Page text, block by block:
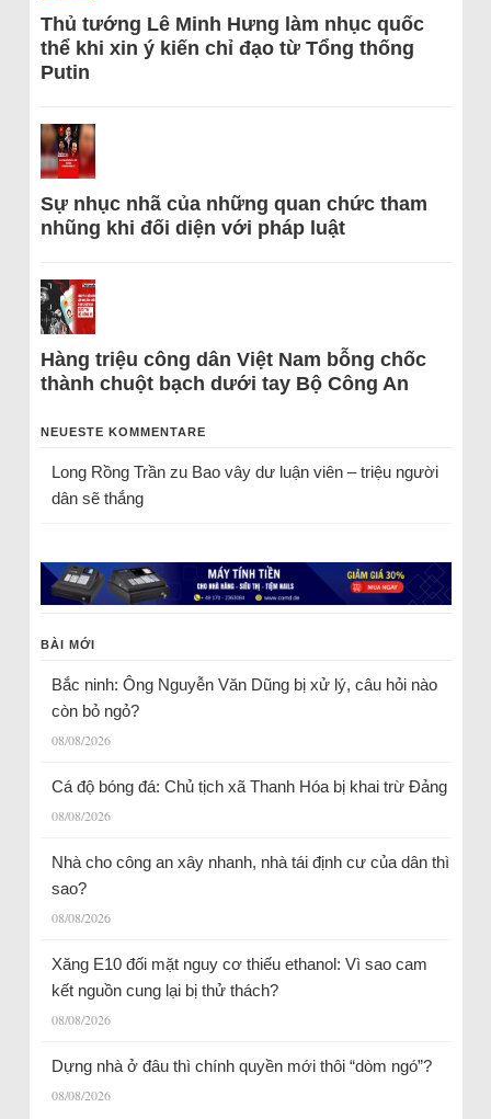
Thủ tướng Lê Minh Hưng làm nhục quốc
thể khi xin ý kiến chỉ đạo từ Tổng thống
Putin
Sự nhục nhã của những quan chức tham
nhũng khi đối diện với pháp luật
Hàng triệu công dân Việt Nam bỗng chốc
thành chuột bạch dưới tay Bộ Công An
NEUESTE KOMMENTARE
Long Rồng Trầnzu Bao vây dư luận viên – triệu người
dân sẽ thắng
BÀI MỚI
Bắc ninh: Ông Nguyễn Văn Dũng bị xử lý, câu hỏi nào
còn bỏ ngỏ?
08/08/2026
Cá độ bóng đá: Chủ tịch xã Thanh Hóa bị khai trừ Đảng
08/08/2026
Nhà cho công an xây nhanh, nhà tái định cư của dân thì
sao?
08/08/2026
Xăng E10 đối mặt nguy cơ thiếu ethanol: Vì sao cam
kết nguồn cung lại bị thử thách?
08/08/2026
Dựng nhà ở đâu thì chính quyền mới thôi “dòm ngó”?
08/08/2026